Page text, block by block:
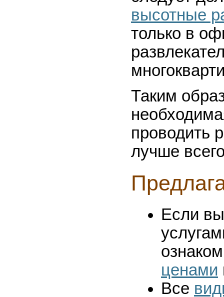
высотные
только в
Таким
проводить
лучше
Если
ценами
Все